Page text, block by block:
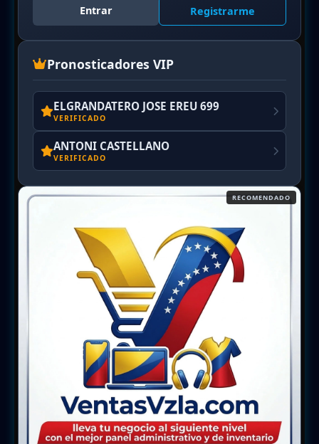
Entrar Registrarme
Pronosticadores VIP
ELGRANDATERO JOSE EREU 699
VERIFICADO
ANTONI CASTELLANO
VERIFICADO
RECOMENDADO